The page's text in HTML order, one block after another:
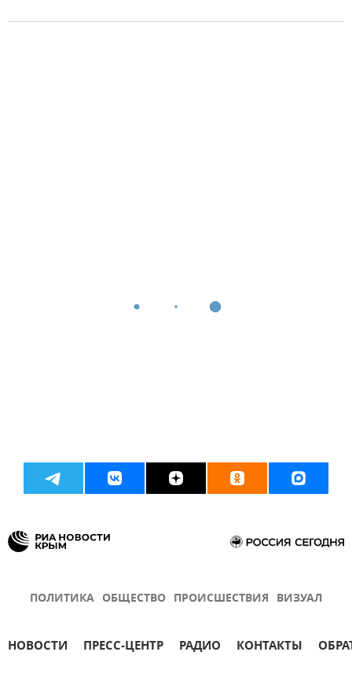
ПОЛИТИКА ОБЩЕСТВО ПРОИСШЕСТВИЯ ВИЗУАЛ
НОВОСТИ ПРЕСС-ЦЕНТР РАДИО КОНТАКТЫ